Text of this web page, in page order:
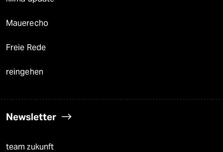
Mauerecho
Freie Rede
reingehen
Newsletter
team zukunft